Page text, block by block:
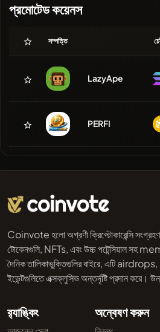
প্রমোটেড কয়েনস
সম্পত্তি
LazyApe
PERFI
Coinvote হলো অগ্রণী ক্রিপ্টোকারেন্সি সংগ্রহণ
টোকেনগুলি, NFTs, এবং উচ্চ পটেন্সিয়াল সহ
দৈনিক তালিকাভুক্তিগুলির বাইরে, এটি
ইভেন্টগুলিতে এক্সক্লুসিভ অন্তর্দৃষ্টি প্রদান করে।
র‌্যাঙ্কিং অন্বেষণ করুন